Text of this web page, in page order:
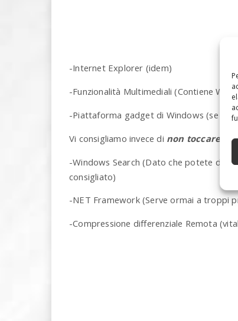
-Internet Explorer (idem)
-Funzionalità Multimediali (Contiene
-Piattaforma gadget di Windows (se non
Vi consigliamo invece di non toccare
-Windows Search (Dato che potete
consigliato)
-NET Framework (Serve ormai a troppi
-Compressione differenziale Remota